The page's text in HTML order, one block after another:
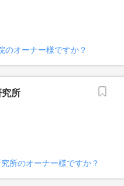
オーナー様ですか？
所
所のオーナー様ですか？